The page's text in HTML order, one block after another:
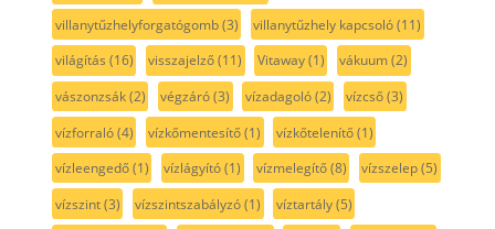
villanytűzhelyforgatógomb(3) villanytűzhely kapcsoló(11)
világítás (16) visszajelző(11) Vitaway(1) vákuum(2)
vászonzsák(2) végzáró(3) vízadagoló(2) vízcső(3)
vízforraló(4) vízkőmentesítő(1) vízkőtelenítő(1)
vízleengedő(1) vízlágyító(1) vízmelegítő(8) vízszelep(5)
vízszint(3) vízszintszabályzó(1) víztartály(5)